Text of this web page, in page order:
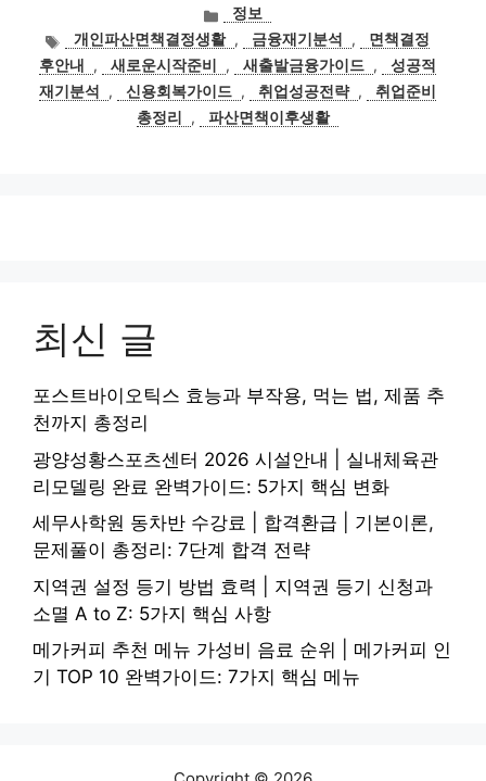
카
테
고
리
정보
태
그
개인파산면책결정생활 , 금융재기분석 ,
면책결정
후안내
, 새로운시작준비 , 새출발금융가이드 ,
성공적
재기분석
, 신용회복가이드 , 취업성공전략 ,
취업준비
총정리
, 파산면책이후생활
최신 글
포스트바이오틱스 효능과 부작용, 먹는 법, 제품 추
천까지 총정리
광양성황스포츠센터 2026 시설안내 | 실내체육관
리모델링 완료 완벽가이드: 5가지 핵심 변화
세무사학원 동차반 수강료 | 합격환급 | 기본이론,
문제풀이 총정리: 7단계 합격 전략
지역권 설정 등기 방법 효력 | 지역권 등기 신청과
소멸 A to Z: 5가지 핵심 사항
메가커피 추천 메뉴 가성비 음료 순위 | 메가커피 인
기 TOP 10 완벽가이드: 7가지 핵심 메뉴